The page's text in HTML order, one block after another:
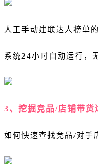
人工手动建联达人榜单
系统24小时自动运行，
3、挖掘竞品/店铺带货
如何快速查找竞品/对手